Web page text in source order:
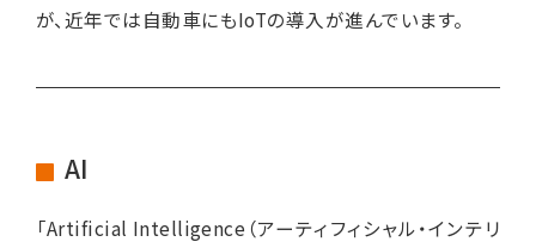
が、近年では自動車にもIoTの導入が進んでいます。
AI
「Artificial Intelligence（アーティフィシャル・インテリ